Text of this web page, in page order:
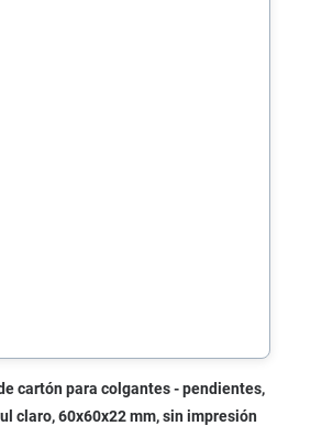
cartón para colgantes - pendientes,
claro, 60x60x22 mm, sin impresión